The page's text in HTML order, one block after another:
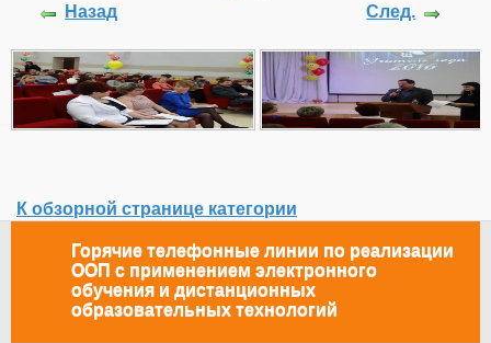
Назад След.
К обзорной странице категории
Горячие телефонные линии по реализации
ООП с применением электронного
обучения и дистанционных
образовательных технологий